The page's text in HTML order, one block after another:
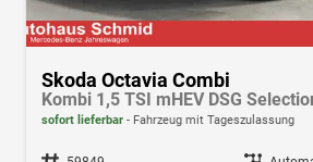
Skoda Octavia Combi
Kombi 1,5 TSI mHEV DSG
sofort lieferbar Fahrzeug mit Tageszulassung